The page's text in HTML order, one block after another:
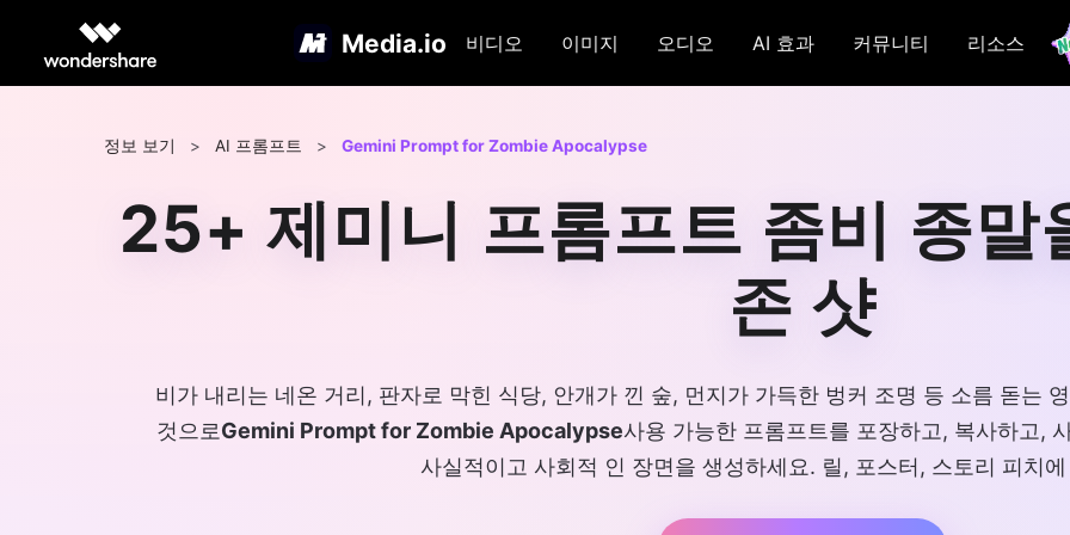
Media.io 비디오 이미지 오디오 AI 효과 커뮤니티 리소스
정보 보기 > AI 프롬프트 > Gemini Prompt for Zombie Apocalypse
25+ 제미니 프롬프트 좀비 종말
존 샷
비가 내리는 네온 거리, 판자로 막힌 식당, 안개가 낀 숲, 먼지가 가득한 벙커 조명 등 소름 돋는
것으로Gemini Prompt for Zombie Apocalypse사용 가능한 프롬프트를 포장하고, 복사하고,
사실적이고 사회적 인 장면을 생성하세요. 릴, 포스터, 스토리 피치